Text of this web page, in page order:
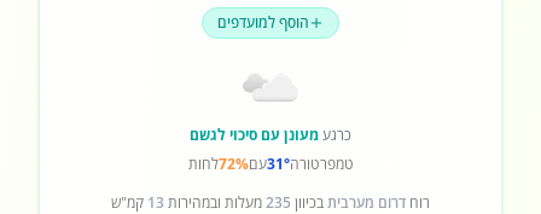
הוסף למועדפים
כרגעמעונן עם סיכוי לגשם
טמפרטורה31°עם72%לחות
רוח דרום מערביתבכיוון 235מעלות ובמהירות 13 קמ"ש